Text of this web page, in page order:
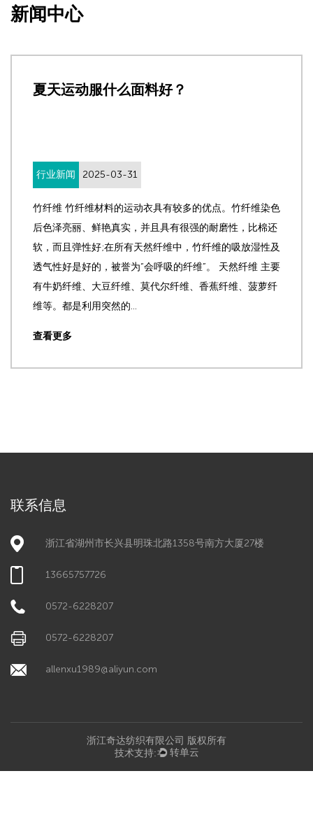
新闻中心
夏天运动服什么面料好？
行业新闻 2025-03-31
竹纤维 竹纤维材料的运动衣具有较多的优点。竹纤维染色
后色泽亮丽、鲜艳真实，并且具有很强的耐磨性，比棉还
软，而且弹性好;在所有天然纤维中，竹纤维的吸放湿性及
透气性好是好的，被誉为“会呼吸的纤维”。 天然纤维 主要
有牛奶纤维、大豆纤维、莫代尔纤维、香蕉纤维、菠萝纤
维等。都是利用突然的...
查看更多
联系信息
浙江省湖州市长兴县明珠北路1358号南方大厦27楼
13665757726
0572-6228207
0572-6228207
allenxu1989@aliyun.com
浙江奇达纺织有限公司 版权所有